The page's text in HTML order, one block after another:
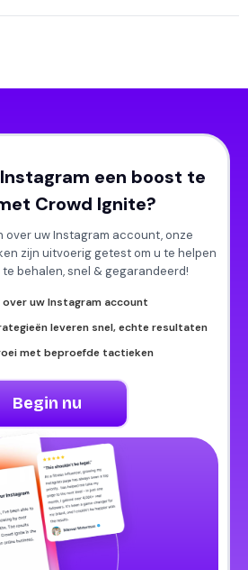
een boost te
Crowd Ignite?
over uw Instagram account, onze
zijn uitvoerig getest om u te helpen
behalen, snel & gegarandeerd!
uw Instagram account
leveren snel, echte resultaten
met beproefde tactieken
Begin nu